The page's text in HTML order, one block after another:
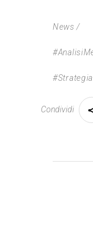
News
Condividi